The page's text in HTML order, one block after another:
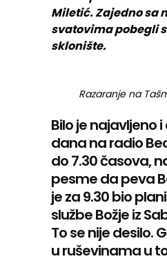
Miletić. Zajedno sa
svatovima pobegli
sklonište.
Razaranje na
Bilo je najavljeno
dana na radio
do 7.30 časova,
pesme da peva
je za 9.30 bio
službe Božje iz
To se nije desilo.
u ruševinama u